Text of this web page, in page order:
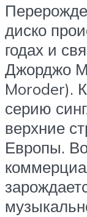
диско
годах и
Джорджо
Moroder).
серию
верхние
Европы.